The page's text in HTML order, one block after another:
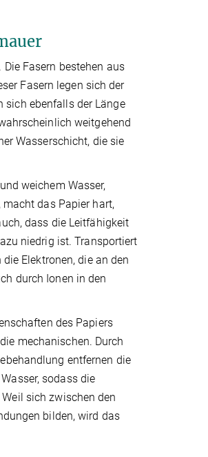
Fasern bestehen aus
Fasern legen sich der
sich ebenfalls der Länge
weitgehend
Wasserschicht, die sie
weichem Wasser,
das Papier hart,
dass die Leitfähigkeit
niedrig ist. Transportiert
Elektronen, die an den
durch Ionen in den
des Papiers
mechanischen. Durch
entfernen die
sodass die
sich zwischen den
bilden, wird das